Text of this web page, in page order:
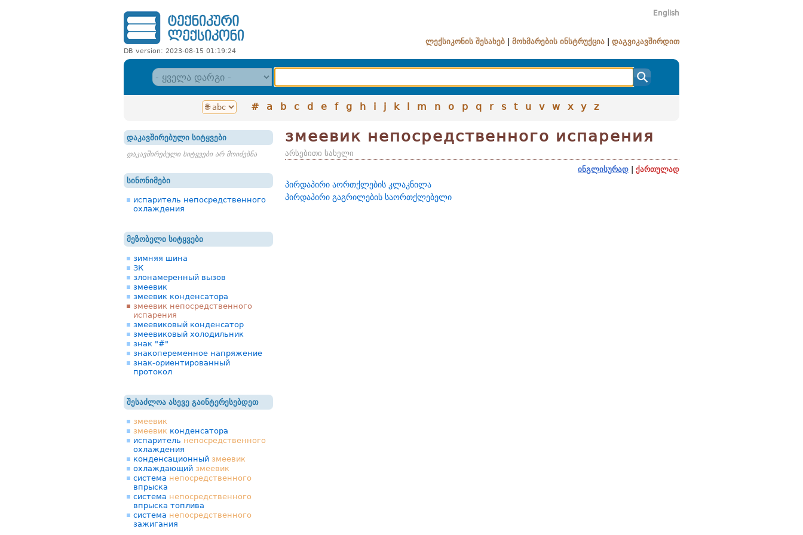
DB version: 2023-08-15 01:19:24
English
ლექსიკონის შესახებ მოხმარების ინსტრუქცია დაგვიკავშირდით
# a b c d e f g h i j k l m n o p q r s t u v w x y z
დაკავშირებული სიტყვები
დაკავშირებული სიტყვები არ მოიძებნა
სინონიმები
испаритель непосредственного
охлаждения
მეზობელი სიტყვები
зимняя шина
ЗК
злонамеренный вызов
змеевик
змеевик конденсатора
змеевик непосредственного
испарения
змеевиковый конденсатор
змеевиковый холодильник
знак "#"
знакопеременное напряжение
знак-ориентированный
протокол
შესაძლოა ასევე გაინტერესებდეთ
змеевик
змеевик конденсатора
испаритель непосредственного
охлаждения
конденсационный змеевик
охлаждающий змеевик
система непосредственного
впрыска
система непосредственного
впрыска топлива
система непосредственного
зажигания
змеевик непосредственного испарения
არსებითი სახელი
ინგლისურად
ქართულად
პირდაპირი აორთქლების კლაკნილა
პირდაპირი გაგრილების საორთქლებელი